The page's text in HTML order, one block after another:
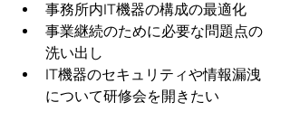
事務所内IT機器の構成の最適化
事業継続のために必要な問題点の
洗い出し
IT機器のセキュリティや情報漏洩
について研修会を開きたい